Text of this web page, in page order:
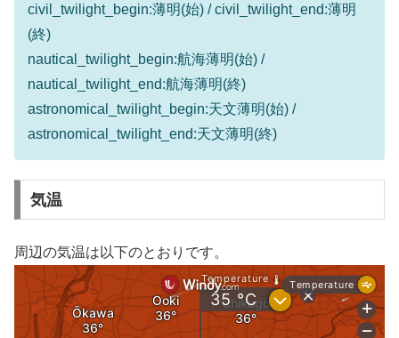
civil_twilight_begin:薄明(始) / civil_twilight_end:薄明
(終)
nautical_twilight_begin:航海薄明(始) /
nautical_twilight_end:航海薄明(終)
astronomical_twilight_begin:天文薄明(始) /
astronomical_twilight_end:天文薄明(終)
気温
周辺の気温は以下のとおりです。